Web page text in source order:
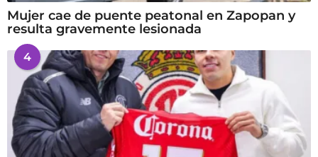
Mujer cae de puente peatonal en Zapopan y
resulta gravemente lesionada
4